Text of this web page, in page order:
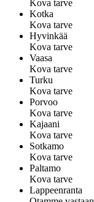
Kova tarve
Kotka
Kova tarve
Hyvinkää
Kova tarve
Vaasa
Kova tarve
Turku
Kova tarve
Porvoo
Kova tarve
Kajaani
Kova tarve
Sotkamo
Kova tarve
Paltamo
Kova tarve
Lappeenranta